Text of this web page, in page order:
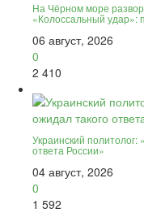
На Чёрном море
«Колоссальный удар»:
06 август, 2026
0
2 410
Украинский
ответа России»
04 август, 2026
0
1 592